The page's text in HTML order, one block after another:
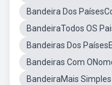
Bandeira Dos
BandeiraTodos OS
Bandeiras Dos
Bandeiras Com
BandeiraMais